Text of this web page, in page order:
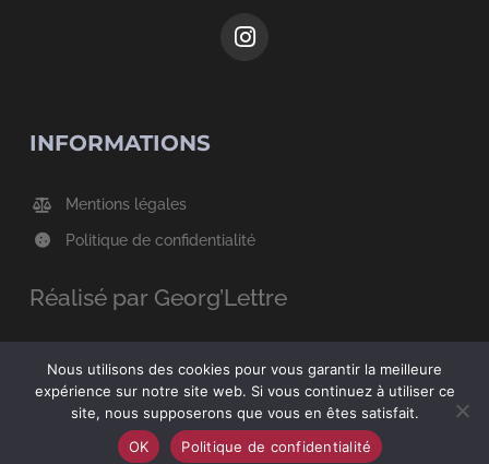
INFORMATIONS
Mentions légales
Politique de confidentialité
Réalisé par Georg’Lettre
Nous utilisons des cookies pour vous garantir la meilleure
expérience sur notre site web. Si vous continuez à utiliser ce
site, nous supposerons que vous en êtes satisfait.
OK
Politique de confidentialité